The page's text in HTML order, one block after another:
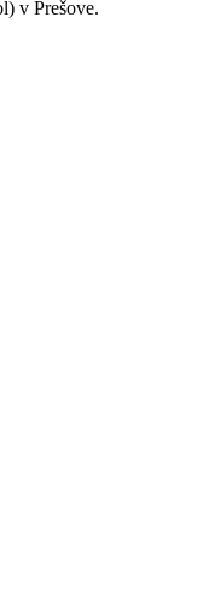
v Prešove.